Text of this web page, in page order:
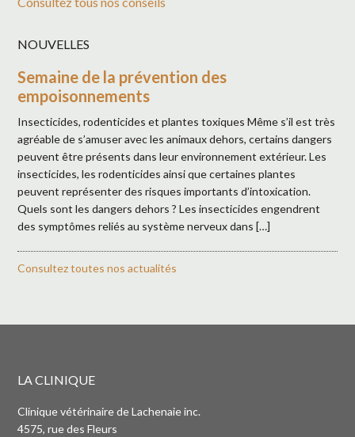
NOUVELLES
Semaine de la prévention des
empoisonnements
Insecticides, rodenticides et plantes toxiques Même s’il est très
agréable de s’amuser avec les animaux dehors, certains dangers
peuvent être présents dans leur environnement extérieur. Les
insecticides, les rodenticides ainsi que certaines plantes
peuvent représenter des risques importants d’intoxication.
Quels sont les dangers dehors ? Les insecticides engendrent
des symptômes reliés au système nerveux dans […]
Consultez toutes nos actualités
LA CLINIQUE
Clinique vétérinaire de Lachenaie inc.
4575, rue des Fleurs